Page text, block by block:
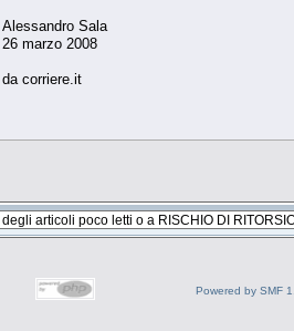
Alessandro Sala
26 marzo 2008
da corriere.it
Powered by SMF